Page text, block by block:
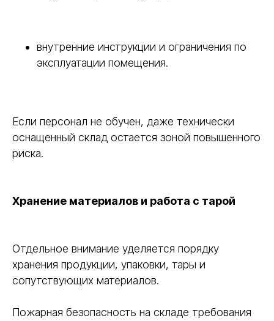
внутренние инструкции и ограничения по
эксплуатации помещения.
Если персонал не обучен, даже технически
оснащенный склад остается зоной повышенного
риска.
Хранение материалов и работа с тарой
Отдельное внимание уделяется порядку
хранения продукции, упаковки, тары и
сопутствующих материалов.
Пожарная безопасность на складе требования